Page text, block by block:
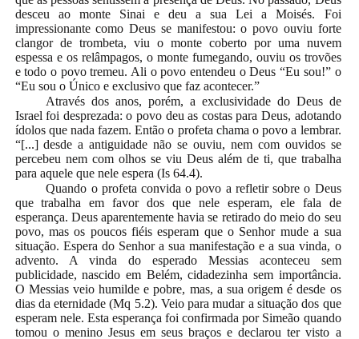
desceu ao monte Sinai e deu a sua Lei a Moisés. Foi
impressionante como Deus se manifestou: o povo ouviu forte
clangor de trombeta, viu o monte coberto por uma nuvem
espessa e os relâmpagos, o monte fumegando, ouviu os trovões
e todo o povo tremeu. Ali o povo entendeu o Deus “Eu sou!” o
“Eu sou o Único e exclusivo que faz acontecer.”
Através dos anos, porém, a exclusividade do Deus de
Israel foi desprezada: o povo deu as costas para Deus, adotando
ídolos que nada fazem. Então o profeta chama o povo a lembrar.
“[...] desde a antiguidade não se ouviu, nem com ouvidos se
percebeu nem com olhos se viu Deus além de ti, que trabalha
para aquele que nele espera (Is 64.4).
Quando o profeta convida o povo a refletir sobre o Deus
que trabalha em favor dos que nele esperam, ele fala de
esperança. Deus aparentemente havia se retirado do meio do seu
povo, mas os poucos fiéis esperam que o Senhor mude a sua
situação. Espera do Senhor a sua manifestação e a sua vinda, o
advento. A vinda do esperado Messias aconteceu sem
publicidade, nascido em Belém, cidadezinha sem importância.
O Messias veio humilde e pobre, mas, a sua origem é desde os
dias da eternidade (Mq 5.2). Veio para mudar a situação dos que
esperam nele. Esta esperança foi confirmada por Simeão quando
tomou o menino Jesus em seus braços e declarou ter visto a